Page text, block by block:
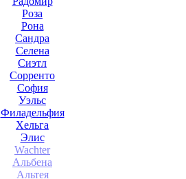
Роза
Рона
Сандра
Селена
Сиэтл
Сорренто
София
Уэльс
Филадельфия
Хельга
Элис
Wachter
Альбена
Альтея